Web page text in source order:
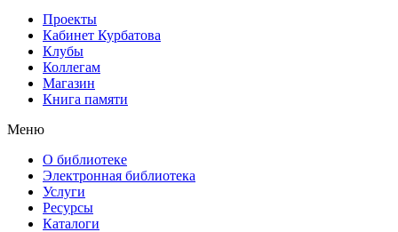
Проекты
Кабинет Курбатова
Клубы
Коллегам
Магазин
Книга памяти
Меню
О библиотеке
Электронная библиотека
Услуги
Ресурсы
Каталоги